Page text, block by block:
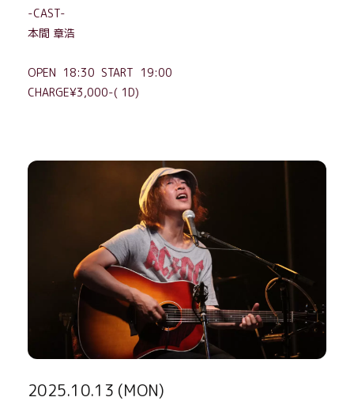
-CAST-
本間 章浩
OPEN 18:30 START 19:00
CHARGE¥3,000-( 1D)
2025.10.13 (MON)